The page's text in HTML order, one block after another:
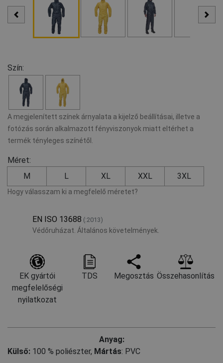
Szín:
A megjelenített színek árnyalata a kijelző beállításai, illetve a
fotózás során alkalmazott fényviszonyok miatt eltérhet a
termék tényleges színétől.
Méret:
M
L XL XXL 3XL
Hogy válasszam ki a megfelelő méretet?
EN ISO 13688 (:2013)
Védőruházat. Általános követelmények.
EK gyártói
megfelelőségi
nyilatkozat
TDS Megosztás Összehasonlítás
Anyag:
Külső: 100 % poliészter, Mártás: PVC